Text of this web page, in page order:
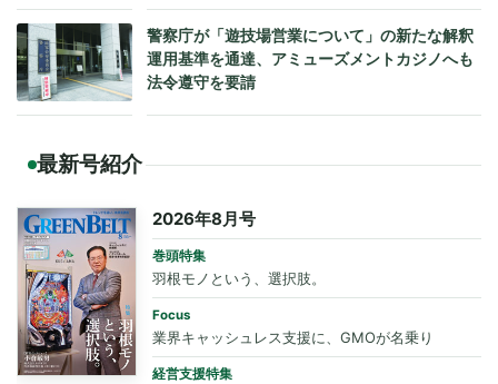
警察庁が「遊技場営業について」の新たな解釈
運用基準を通達、アミューズメントカジノへも
法令遵守を要請
最新号紹介
2026年8月号
巻頭特集
羽根モノという、選択肢。
Focus
業界キャッシュレス支援に、GMOが名乗り
経営支援特集